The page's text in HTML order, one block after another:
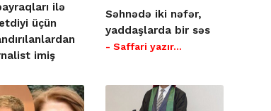
ilə
üçün
imiş
Səhnədə iki nəfər,
yaddaşlarda bir səs
- Saffari yazır…